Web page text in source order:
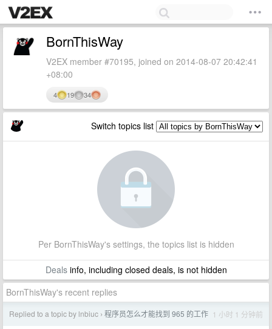
BornThisWay
V2EX member #70195, joined on 2014-08-07 20:42:41
+08:00
4 19 34
Switch topics list
Per BornThisWay's settings, the topics list is hidden
Dealsinfo, including closed deals, is not hidden
BornThisWay's recent replies
Replied to a topic by lnbiuc › 程序员怎么才能找到 965 的工作 1 小时 1 分钟前